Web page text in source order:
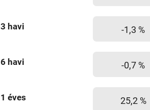
3 havi -1,3 %
6 havi -0,7 %
1 éves 25,2 %